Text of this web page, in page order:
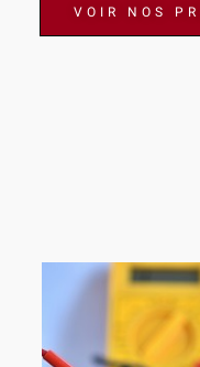
VOIR NOS